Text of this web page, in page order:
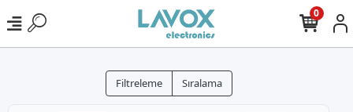
0
Filtreleme Sıralama